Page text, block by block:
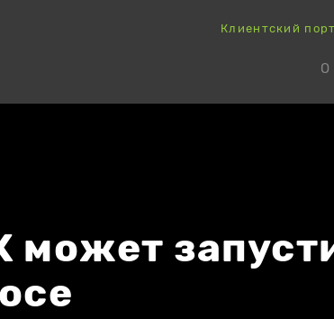
Клиентский
О
может